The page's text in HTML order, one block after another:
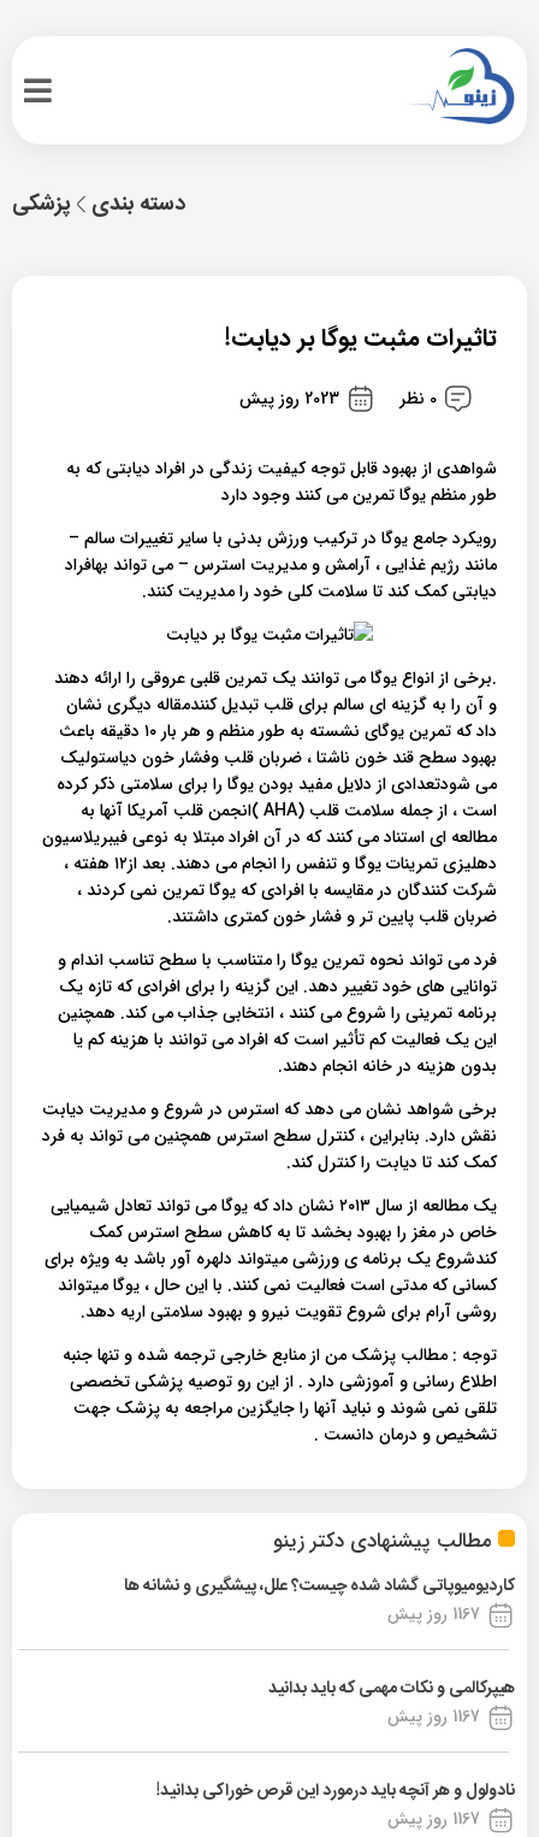
پزشکی دسته بندی
مطالب پیشنهادی دکتر زینو
کاردیومیوپاتی گشاد شده چیست؟ علل، پیشگیری و نشانه ها
1167 روز پیش
هیپرکالمی و نکات مهمی که باید بدانید
1167 روز پیش
نادولول و هر آنچه باید درمورد این قرص خوراکی بدانید!
1167 روز پیش
تاثیرات مثبت یوگا بر دیابت!
0 نظر 2023 روز پیش
شواهدی از بهبود قابل توجه کیفیت زندگی در افراد دیابتی که به
طور منظم یوگا تمرین می کنند وجود دارد
رویکرد جامع یوگا در ترکیب ورزش بدنی با سایر تغییرات سالم –
مانند رژیم غذایی ، آرامش و مدیریت استرس – می تواند بهافراد
دیابتی کمک کند تا سلامت کلی خود را مدیریت کنند.
.برخی از انواع یوگا می توانند یک تمرین قلبی عروقی را ارائه دهند
و آن را به گزینه ای سالم برای قلب تبدیل کنندمقاله دیگری نشان
داد که تمرین یوگای نشسته به طور منظم و هر بار ١٠ دقیقه باعث
بهبود سطح قند خون ناشتا ، ضربان قلب وفشار خون دیاستولیک
می شودتعدادی از دلایل مفید بودن یوگا را برای سلامتی ذکر کرده
است ، از جمله سلامت قلب (AHA )انجمن قلب آمریکا آنها به
مطالعه ای استناد می کنند که در آن افراد مبتلا به نوعی فیبریلاسیون
دهلیزی تمرینات یوگا و تنفس را انجام می دهند. بعد از١٢ هفته ،
شرکت کنندگان در مقایسه با افرادی که یوگا تمرین نمی کردند ،
ضربان قلب پایین تر و فشار خون کمتری داشتند.
فرد می تواند نحوه تمرین یوگا را متناسب با سطح تناسب اندام و
توانایی های خود تغییر دهد. این گزینه را برای افرادی که تازه یک
برنامه تمرینی را شروع می کنند ، انتخابی جذاب می کند. همچنین
این یک فعالیت کم تأثیر است که افراد می توانند با هزینه کم یا
بدون هزینه در خانه انجام دهند.
برخی شواهد نشان می دهد که استرس در شروع و مدیریت دیابت
نقش دارد. بنابراین ، کنترل سطح استرس همچنین می تواند به فرد
کمک کند تا دیابت را کنترل کند.
یک مطالعه از سال ٢٠١٣ نشان داد که یوگا می تواند تعادل شیمیایی
خاص در مغز را بهبود بخشد تا به کاهش سطح استرس کمک
کندشروع یک برنامه ی ورزشی میتواند دلهره آور باشد به ویژه برای
کسانی که مدتی است فعالیت نمی کنند. با این حال ، یوگا میتواند
روشی آرام برای شروع تقویت نیرو و بهبود سلامتی اریه دهد.
توجه : مطالب پزشک من از منابع خارجی ترجمه شده و تنها جنبه
اطلاع رسانی و آموزشی دارد . از این رو توصیه پزشکی تخصصی
تلقی نمی شوند و نباید آنها را جایگزین مراجعه به پزشک جهت
تشخیص و درمان دانست .